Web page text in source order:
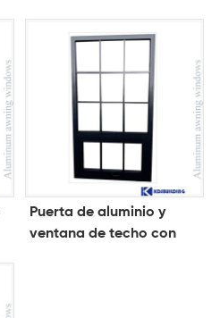
Puerta de aluminio y
ventana de techo con